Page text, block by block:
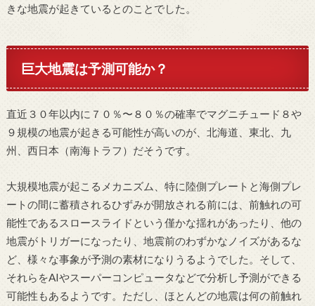
きな地震が起きているとのことでした。
巨大地震は予測可能か？
直近３０年以内に７０％〜８０％の確率でマグニチュード８や
９規模の地震が起きる可能性が高いのが、北海道、東北、九
州、西日本（南海トラフ）だそうです。
大規模地震が起こるメカニズム、特に陸側プレートと海側プレ
ートの間に蓄積されるひずみが開放される前には、前触れの可
能性であるスロースライドという僅かな揺れがあったり、他の
地震がトリガーになったり、地震前のわずかなノイズがあるな
ど、様々な事象が予測の素材になりうるようでした。そして、
それらをAIやスーパーコンピュータなどで分析し予測ができる
可能性もあるようです。ただし、ほとんどの地震は何の前触れ